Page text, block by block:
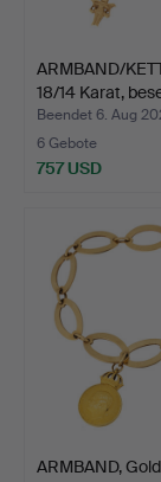
ARMBAND/
18/14 Karat,
Beendet 6. Aug
6 Gebote
757 USD
ARMBAND,